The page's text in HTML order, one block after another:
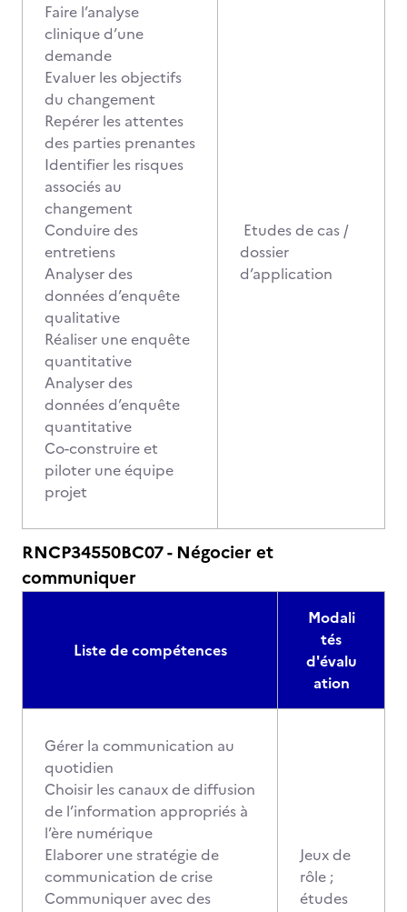
Faire l’analyse
clinique d’une
demande
Evaluer les objectifs
du changement
Repérer les attentes
des parties prenantes
Identifier les risques
associés au
changement
Conduire des
entretiens
Analyser des
données d’enquête
qualitative
Réaliser une enquête
quantitative
Analyser des
données d’enquête
quantitative
Co-construire et
piloter une équipe
projet
Etudes de cas /
dossier
d’application
RNCP34550BC07 - Négocier et
communiquer
Liste de compétences
Modali
tés
d'évalu
ation
Gérer la communication au
quotidien
Choisir les canaux de diffusion
de l’information appropriés à
l’ère numérique
Elaborer une stratégie de
communication de crise
Communiquer avec des
Jeux de
rôle ;
études